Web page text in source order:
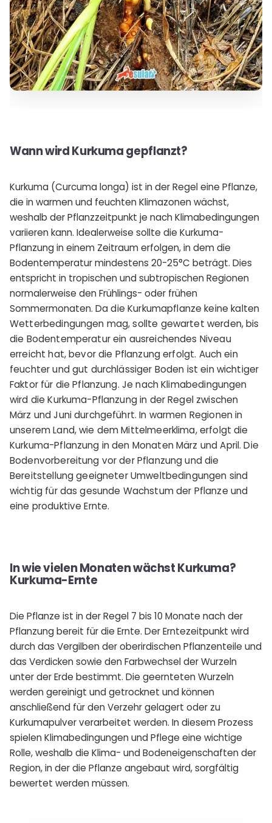
Wann wird Kurkuma gepflanzt?
Kurkuma (Curcuma longa) ist in der Regel eine Pflanze,
die in warmen und feuchten Klimazonen wächst,
weshalb der Pflanzzeitpunkt je nach Klimabedingungen
variieren kann. Idealerweise sollte die Kurkuma-
Pflanzung in einem Zeitraum erfolgen, in dem die
Bodentemperatur mindestens 20-25°C beträgt. Dies
entspricht in tropischen und subtropischen Regionen
normalerweise den Frühlings- oder frühen
Sommermonaten. Da die Kurkumapflanze keine kalten
Wetterbedingungen mag, sollte gewartet werden, bis
die Bodentemperatur ein ausreichendes Niveau
erreicht hat, bevor die Pflanzung erfolgt. Auch ein
feuchter und gut durchlässiger Boden ist ein wichtiger
Faktor für die Pflanzung. Je nach Klimabedingungen
wird die Kurkuma-Pflanzung in der Regel zwischen
März und Juni durchgeführt. In warmen Regionen in
unserem Land, wie dem Mittelmeerklima, erfolgt die
Kurkuma-Pflanzung in den Monaten März und April. Die
Bodenvorbereitung vor der Pflanzung und die
Bereitstellung geeigneter Umweltbedingungen sind
wichtig für das gesunde Wachstum der Pflanze und
eine produktive Ernte.
In wie vielen Monaten wächst Kurkuma?
Kurkuma-Ernte
Die Pflanze ist in der Regel 7 bis 10 Monate nach der
Pflanzung bereit für die Ernte. Der Erntezeitpunkt wird
durch das Vergilben der oberirdischen Pflanzenteile und
das Verdicken sowie den Farbwechsel der Wurzeln
unter der Erde bestimmt. Die geernteten Wurzeln
werden gereinigt und getrocknet und können
anschließend für den Verzehr gelagert oder zu
Kurkumapulver verarbeitet werden. In diesem Prozess
spielen Klimabedingungen und Pflege eine wichtige
Rolle, weshalb die Klima- und Bodeneigenschaften der
Region, in der die Pflanze angebaut wird, sorgfältig
bewertet werden müssen.